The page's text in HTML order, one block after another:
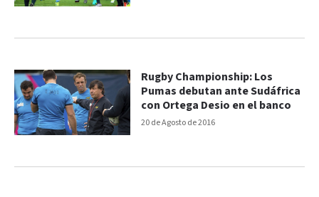
20 de Agosto de 2016
Rugby Championship: Los
Pumas debutan ante Sudáfrica
con Ortega Desio en el banco